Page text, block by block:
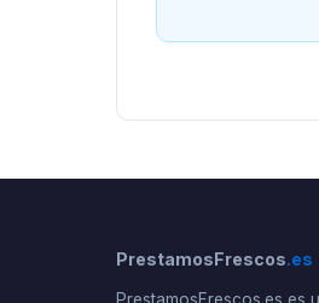
PrestamosFrescos.es